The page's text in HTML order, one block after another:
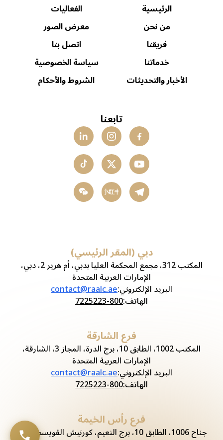
الرئيسية
من نحن
فريقنا
خدماتنا
الأخبار والتحديثات
الفعاليات
معرض الصور
اتصل بنا
سياسة الخصوصية
الشروط والأحكام
تابعنا
小红书
دبي (المقر الرئيسي)
المكتب 312، مجمع المحكمة العليا بدبي، أم هرير 2، دبي،
الإمارات العربية المتحدة
البريد الإلكتروني:
contact@raalc.ae
الهاتف:
800-7225223
فرع الشارقة
المكتب 1002، الطابق 10، برج الدرة، المجاز 3، الشارقة،
الإمارات العربية المتحدة
البريد الإلكتروني:
contact@raalc.ae
الهاتف:
800-7225223
فرع رأس الخيمة
جناح 1006، الطابق 10، برج النعيم، كورنيش القويسم، رأس